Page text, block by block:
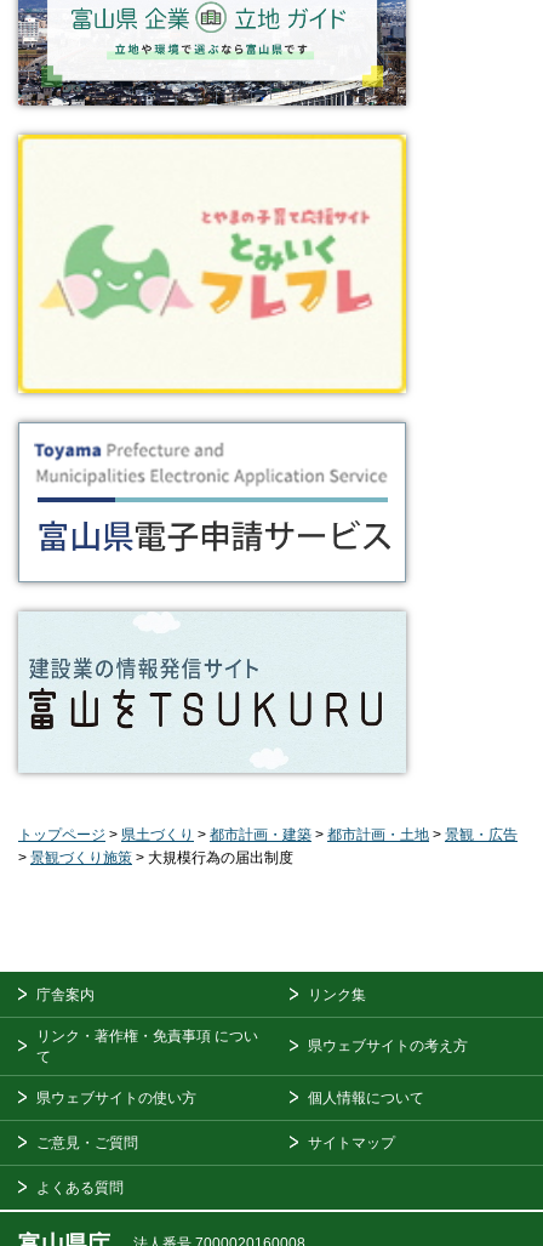
トップページ > 県土づくり > 都市計画・建築 > 都市計画・土地 > 景観・広告
> 景観づくり施策 > 大規模行為の届出制度
庁舎案内 リンク集
リンク・著作権・免責事項 につい
て
県ウェブサイトの考え方
県ウェブサイトの使い方 個人情報について
ご意見・ご質問 サイトマップ
よくある質問